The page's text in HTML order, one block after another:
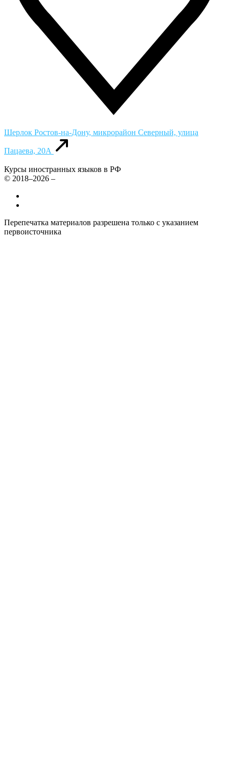
Шерлок Ростов-на-Дону, микрорайон Северный, улица
Пацаева, 20А
Курсы иностранных языков в РФ
© 2018–2026 –
Перепечатка материалов разрешена только с указанием
первоисточника